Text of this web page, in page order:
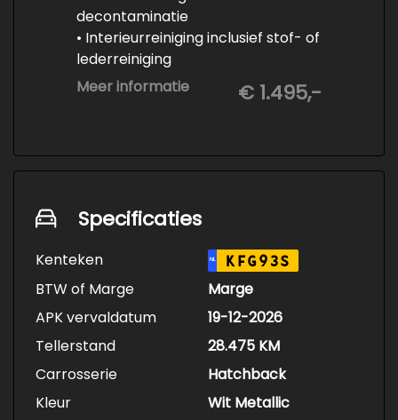
decontaminatie
• Interieurreiniging inclusief stof- of
lederreiniging
• 3-staps lakcorrectie
• Keramische Coating (+/- 5 jaar)
Meer informatie € 1.495,-
Specificaties
Kenteken NL KFG93S
BTW of Marge
Marge
APK vervaldatum
19-12-2026
Tellerstand
28.475 KM
Carrosserie
Hatchback
Kleur
Wit Metallic